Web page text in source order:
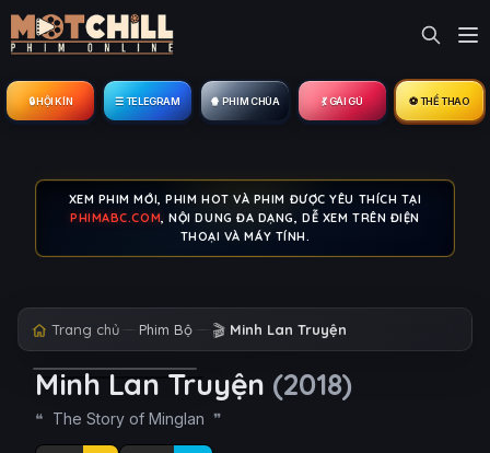
🔒︎ HỘI KÍN ☰ TELEGRAM 🍿 PHIM CHÙA 💃 GÁI GÚ ⚽ THỂ THAO
XEM PHIM MỚI, PHIM HOT VÀ PHIM ĐƯỢC YÊU THÍCH TẠI
PHIMABC.COM, NỘI DUNG ĐA DẠNG, DỄ XEM TRÊN ĐIỆN
THOẠI VÀ MÁY TÍNH.
Trang chủ Phim Bộ 🎬 Minh Lan Truyện
Minh Lan Truyện (2018)
The Story of Minglan